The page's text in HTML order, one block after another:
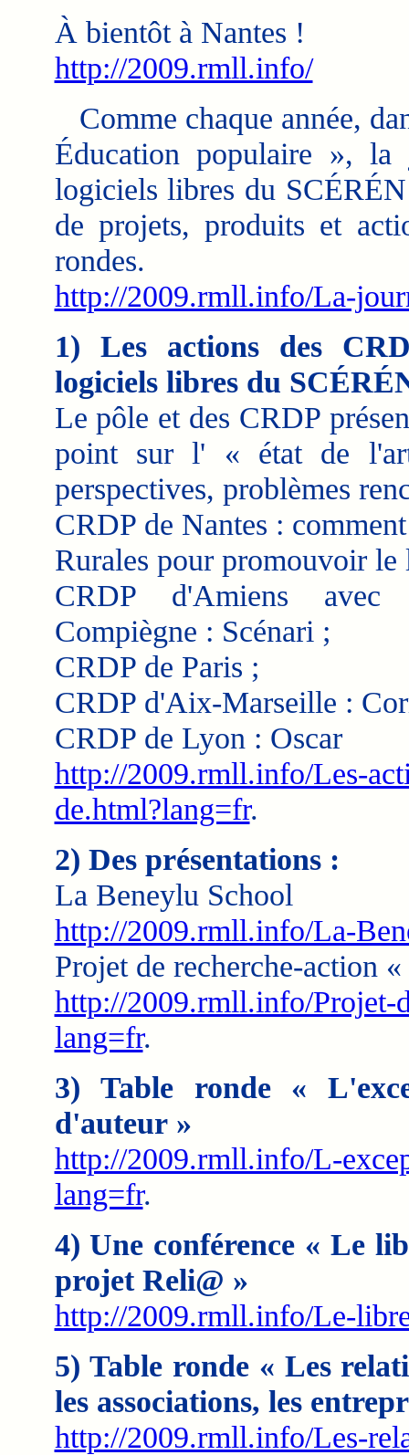
À bientôt à Nantes !
http://2009.rmll.info/
Comme chaque année,
Éducation populaire », la
logiciels libres du SCÉRÉN
de projets, produits et
rondes.
http://2009.rmll.info/La-
1) Les actions des
logiciels libres du
Le pôle et des CRDP
point sur l' « état de
perspectives, problèmes
CRDP de Nantes :
Rurales pour promouvoir le
CRDP d'Amiens avec
Compiègne : Scénari ;
CRDP de Paris ;
CRDP d'Aix-Marseille :
CRDP de Lyon : Oscar
http://2009.rmll.info/Les-
de.html?lang=fr.
2) Des présentations :
La Beneylu School
http://2009.rmll.info/La-
Projet de recherche-action
http://2009.rmll.info/Projet-
lang=fr.
3) Table ronde «
d'auteur »
http://2009.rmll.info/L-
lang=fr.
4) Une conférence « Le
projet Reli@ »
http://2009.rmll.info/Le-
5) Table ronde « Les
les associations, les
http://2009.rmll.info/Les-